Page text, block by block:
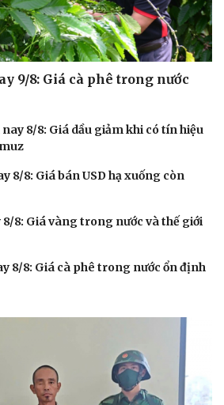
Đọc truyện đêm khuya
Cửa sổ tình yêu
Kể chuyện cho bé
Hạt giống tâm hồn
9/8: Giá cà phê trong nước
8/8: Giá dầu giảm khi có tín hiệu
8/8: Giá bán USD hạ xuống còn
8: Giá vàng trong nước và thế giới
8/8: Giá cà phê trong nước ổn định